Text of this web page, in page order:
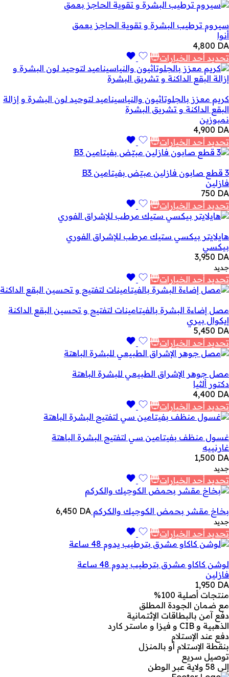
سيروم ترطيب البشرة و تقوية الحاجز بعمق
أنوا
4,800 DA
تحديد أحد الخيارات
كريم معزز بالجلوتاثيون والنياسيناميد لتوحيد لون البشرة و إزالة
البقع الداكنة و تشريق البشرة
نمبوزين
4,900 DA
تحديد أحد الخيارات
3 قطع صابون فازلين مبيّض بفيتامين B3
فازلين
750 DA
تحديد أحد الخيارات
هايلايتر بيكسي ستيك مرطب للإشراق الفوري
بيكسي
3,950 DA
جديد
تحديد أحد الخيارات
مصل إضاءة البشرة بالفيتامينات لتفتيح و تحسين البقع الداكنة
إيكوال بيري
5,450 DA
تحديد أحد الخيارات
مصل جوهر الإشراق الطبيعي للبشرة الباهتة
دكتور ألثيا
4,400 DA
تحديد أحد الخيارات
غسول منظف بفيتامين سي لتفتيح البشرة الباهتة
غارنييه
1,500 DA
جديد
تحديد أحد الخيارات
بخاخ مقشر بحمض الكوجيك والكركم 6,450 DA
جديد
تحديد أحد الخيارات
لوشن كاكاو مشرق بترطيب يدوم 48 ساعة
فازلين
1,950 DA
منتجات أصلية 100%
مع ضمان الجودة المطلق
دفع آمن بالبطاقات الإئتمانية
الذهبية و CIB و فيزا و ماستر كارد
دفع عند الإستلام
بنقطة الإستلام أو بالمنزل
توصيل سريع
إلى 58 ولاية عبر الوطن